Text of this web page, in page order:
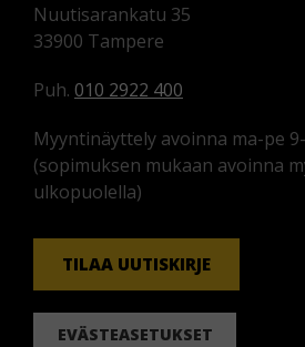
Nuutisarankatu 35
33900 Tampere
Puh. 010 2922 400
Myyntinäyttely avoinna ma-pe
(sopimuksen mukaan avoinna
ulkopuolella)
TILAA UUTISKIRJE
EVÄSTEASETUKSET